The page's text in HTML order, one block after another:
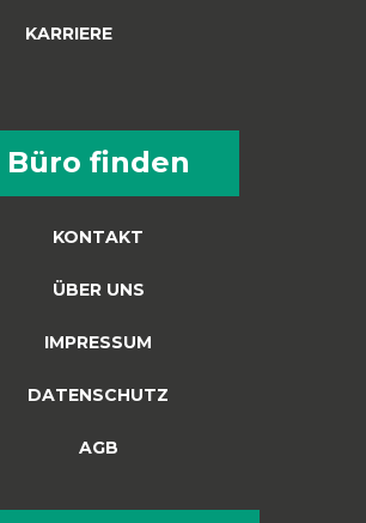
KARRIERE
Büro finden
KONTAKT
ÜBER UNS
IMPRESSUM
DATENSCHUTZ
AGB